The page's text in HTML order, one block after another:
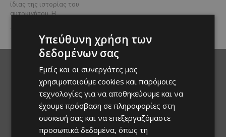
ίδιας της ιστορίας του
αυτοκινήτου. Η...
Υπεύθυνη χρήση των
δεδομένων σας
Εμείς και οι συνεργάτες μας
χρησιμοποιούμε cookies και παρόμοιες
τεχνολογίες για να αποθηκεύουμε και να
έχουμε πρόσβαση σε πληροφορίες στη
συσκευή σας και να επεξεργαζόμαστε
προσωπικά δεδομένα, όπως τη